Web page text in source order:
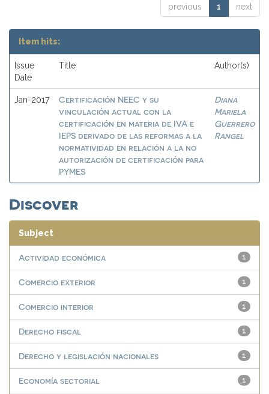
previous 1 next
Item hits:
Issue
Date
Title Author(s)
Jan-2017
Certificación NEEC y su
vinculación actual con la
certificación en materia de IVA e
IEPS derivado de las reformas a la
normatividad en relación a la no
autorización de certificación para
PYMES
Diana
Mariela
Guerrero
Rangel
Discover
Subject
1
Actividad económica
1
Comercio exterior
1
Comercio interior
1
Derecho fiscal
1
Derecho y legislación nacionales
1
Economía sectorial